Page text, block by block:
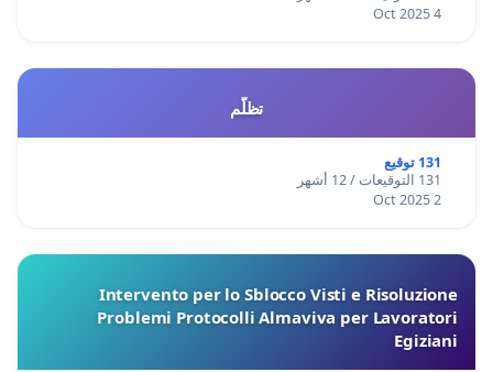
4 Oct 2025
تظلّم
131 توقيع
131 التوقيعات / 12 أشهر
2 Oct 2025
Intervento per lo Sblocco Visti e Risoluzione
Problemi Protocolli Almaviva per Lavoratori
Egiziani